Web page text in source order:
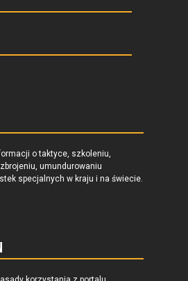
o taktyce, szkoleniu,
umundurowaniu
specjalnych w kraju i na świecie.